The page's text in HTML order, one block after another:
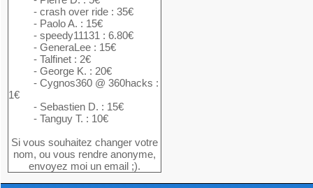
- crash over ride : 35€
- Paolo A. : 15€
- speedy11131 : 6.80€
- GeneraLee : 15€
- Talfinet : 2€
- George K. : 20€
- Cygnos360 @ 360hacks :
1€
- Sebastien D. : 15€
- Tanguy T. : 10€
Si vous souhaitez changer votre
nom, ou vous rendre anonyme,
envoyez moi un email ;).